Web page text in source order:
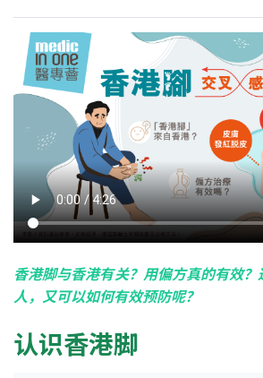
香港脚与香港有关？用偏方真的有效
人，又可以如何有效预防呢？
认识香港脚